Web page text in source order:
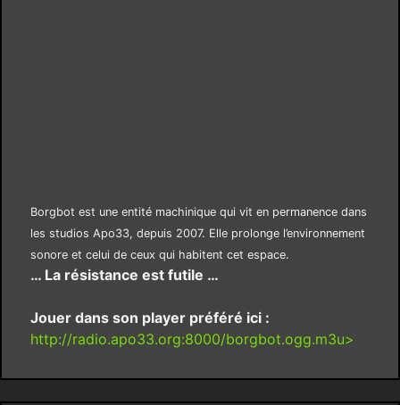
Borgbot est une entité machinique qui vit en permanence dans
les studios Apo33, depuis 2007. Elle prolonge l’environnement
sonore et celui de ceux qui habitent cet espace.
… La résistance est futile …
Jouer dans son player préféré ici :
http://radio.apo33.org:8000/borgbot.ogg.m3u>